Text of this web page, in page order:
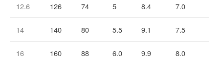
12.6 126 74 5 8.4 7.0
14 140 80 5.5 9.1 7.5
16 160 88 6.0 9.9 8.0